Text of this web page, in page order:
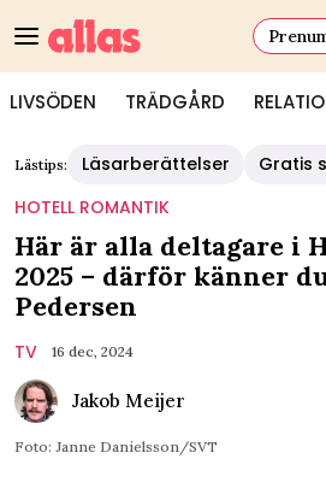
LIVSÖDEN TRÄDGÅRD
Lästips: Läsarberättelser Gratis
HOTELL ROMANTIK
Här är alla deltagare i
2025 – därför känner
Pedersen
TV 16 dec, 2024
Jakob Meijer
Foto: Janne Danielsson/SVT